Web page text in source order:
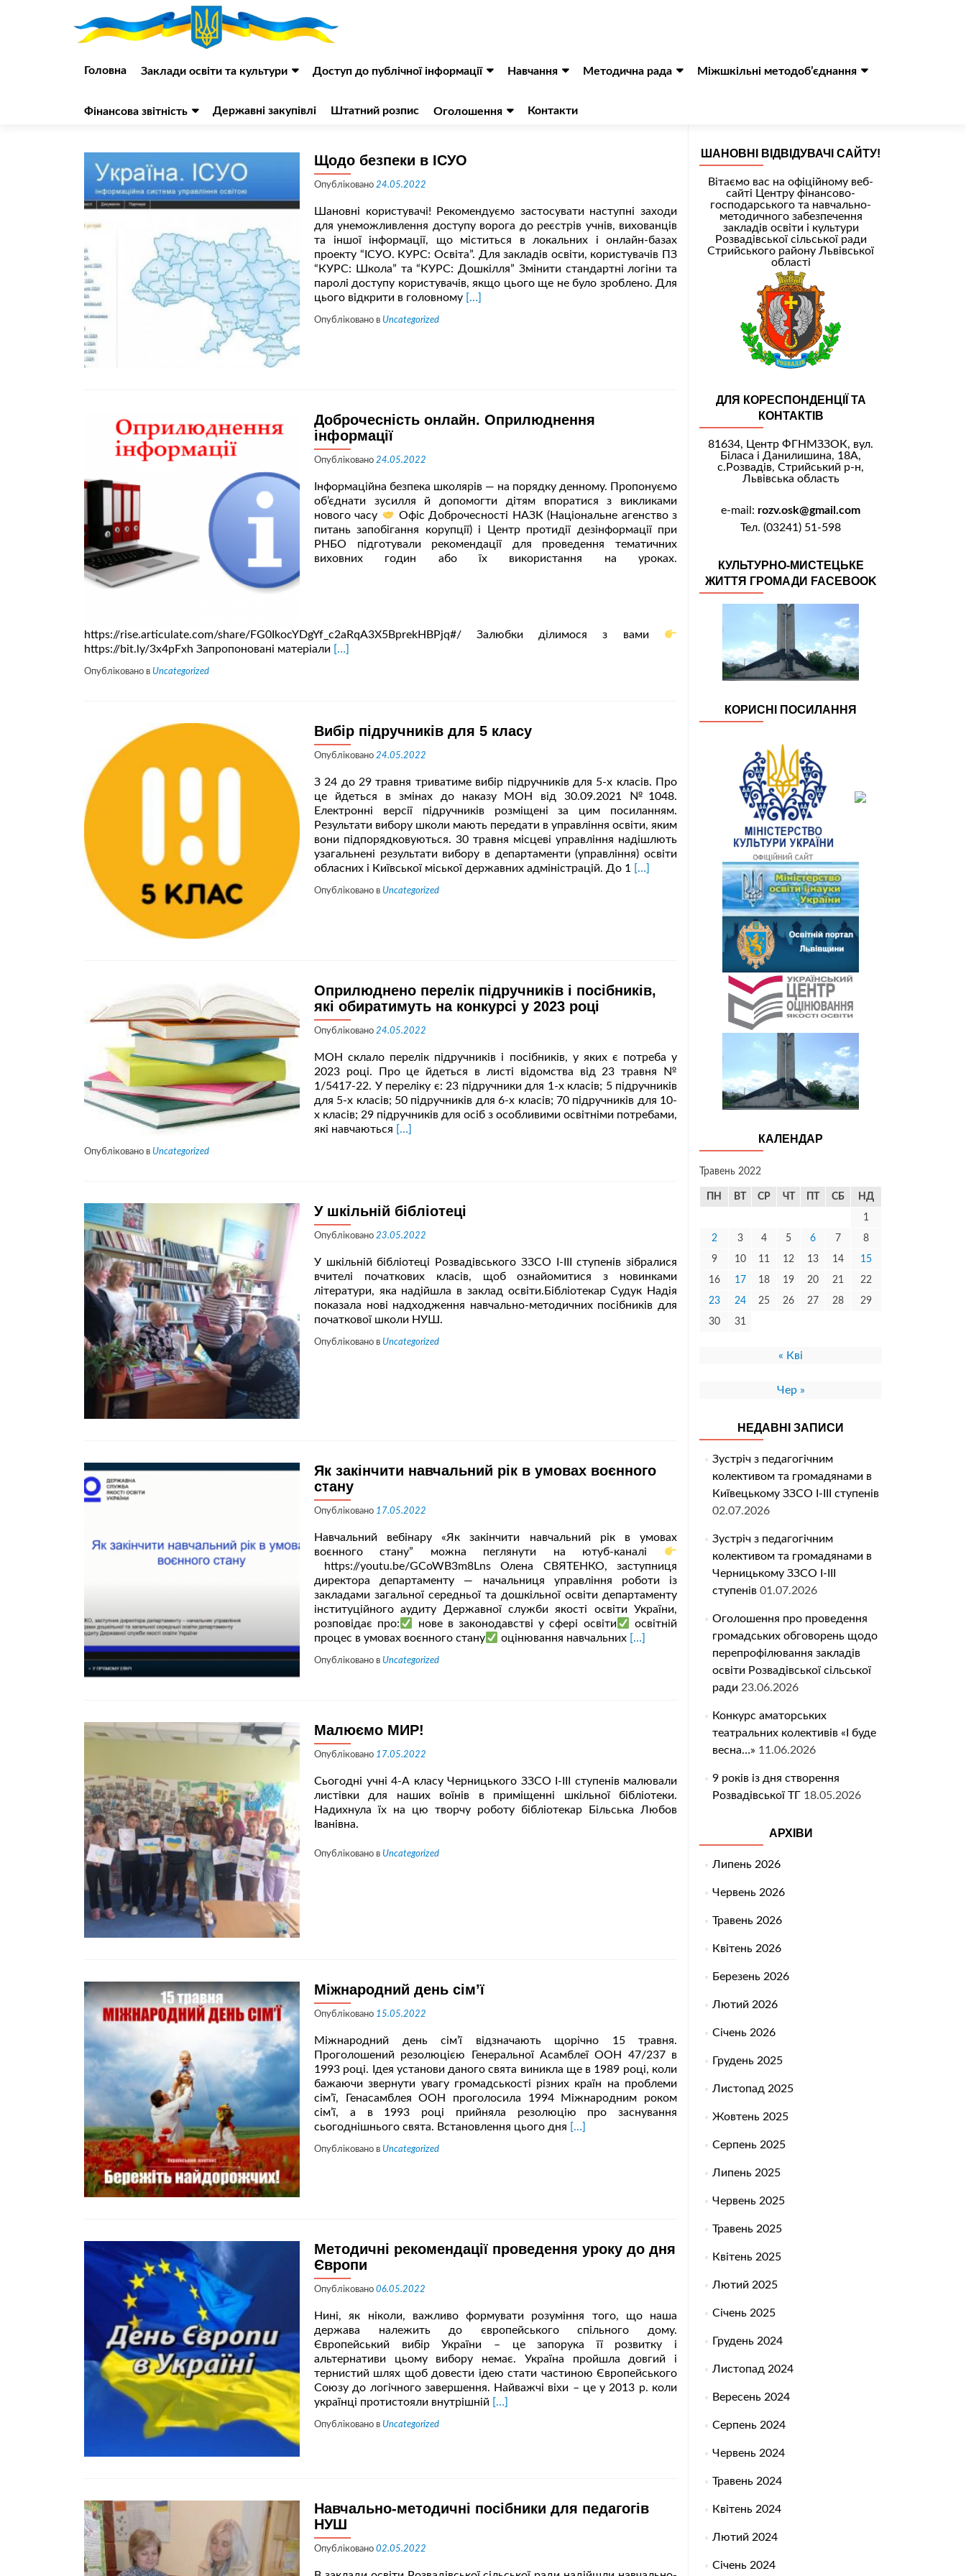
до
Головна Заклади освіти та культури Доступ до публічної інформації Навчання Методична рада Міжшкільні методоб’єднання
Фінансова звітність Державні закупівлі Штатний розпис Оголошення Контакти
Щодо безпеки в ІСУО
Опубліковано 24.05.2022
Шановні користувачі! Рекомендуємо застосувати наступні заходи
для унеможливлення доступу ворога до реєстрів учнів, вихованців
та іншої інформації, що міститься в локальних і онлайн-базах
проекту “ІСУО. КУРС: Освіта”. Для закладів освіти, користувачів ПЗ
“КУРС: Школа” та “КУРС: Дошкілля” Змінити стандартні логіни та
паролі доступу користувачів, якщо цього ще не було зроблено. Для
цього відкрити в головному Читати
[…]
Опубліковано в Uncategorized
Доброчесність онлайн. Оприлюднення
інформації
Опубліковано 24.05.2022
Інформаційна безпека школярів — на порядку денному. Пропонуємо
об’єднати зусилля й допомогти дітям впоратися з викликами
нового часу
Офіс Доброчесності НАЗК (Національне агенство з
питань запобігання корупції) і Центр протидії дезінформації при
РНБО підготували рекомендації для проведення тематичних
виховних годин або їх використання на уроках.
https://rise.articulate.com/share/FG0IkocYDgYf_c2aRqA3X5BprekHBPjq#/ Залюбки ділимося з вами
https://bit.ly/3x4pFxh Запропоновані матеріали Читати
[…]
Опубліковано в Uncategorized
Вибір підручників для 5 класу
Опубліковано 24.05.2022
З 24 до 29 травня триватиме вибір підручників для 5-х класів. Про
це йдеться в змінах до наказу МОН від 30.09.2021 №1048.
Електронні версії підручників розміщені за цим посиланням.
Результати вибору школи мають передати в управління освіти, яким
вони підпорядковуються. 30 травня місцеві управління надішлють
узагальнені результати вибору в департаменти (управління) освіти
обласних і Київської міської державних адміністрацій. До 1
Читати
[…]
Опубліковано в Uncategorized
Оприлюднено перелік підручників і посібників,
які обиратимуть на конкурсі у 2023 році
Опубліковано 24.05.2022
МОН склало перелік підручників і посібників, у яких є потреба у
2023 році. Про це йдеться в листі відомства від 23 травня №
1/5417-22. У переліку є: 23 підручники для 1-х класів; 5 підручників
для 5-х класів; 50 підручників для 6-х класів; 70 підручників для 10-
х класів; 29 підручників для осіб з особливими освітніми потребами,
які навчаються Читати
посібників,
які
на
конкурсі
2023
році
[…]
Опубліковано в Uncategorized
У шкільній бібліотеці
Опубліковано 23.05.2022
У шкільній бібліотеці Розвадівського ЗЗСО І-ІІІ ступенів зібралися
вчителі початкових класів, щоб ознайомитися з новинками
літератури, яка надійшла в заклад освіти.Бібліотекар Судук Надія
показала нові надходження навчально-методичних посібників для
початкової школи НУШ.
Опубліковано в Uncategorized
Як закінчити навчальний рік в умовах воєнного
стану
Опубліковано 17.05.2022
Навчальний вебінару «Як закінчити навчальний рік в умовах
воєнного стану” можна пеглянути на ютуб-каналі
https://youtu.be/GCoWB3m8Lns Олена СВЯТЕНКО, заступниця
директора департаменту — начальниця управління роботи із
закладами загальної середньої та дошкільної освіти департаменту
інституційного аудиту Державної служби якості освіти України,
розповідає про:
нове в законодавстві у сфері освіти
освітній
процес в умовах воєнного стану
оцінювання навчальних Читати
[…]
Опубліковано в Uncategorized
Малюємо МИР!
Опубліковано 17.05.2022
Сьогодні учні 4-А класу Черницького ЗЗСО І-ІІІ ступенів малювали
листівки для наших воїнів в приміщенні шкільної бібліотеки.
Надихнула їх на цю творчу роботу бібліотекар Більська Любов
Іванівна.
Опубліковано в Uncategorized
Міжнародний день сім’ї
Опубліковано 15.05.2022
Міжнародний день сім’ї відзначають щорічно 15 травня.
Проголошений резолюцією Генеральної Асамблеї ООН 47/237 в
1993 році. Ідея установи даного свята виникла ще в 1989 році, коли
бажаючи звернути увагу громадськості різних країн на проблеми
сім’ї, Генасамблея ООН проголосила 1994 Міжнародним роком
сім’ї, а в 1993 році прийняла резолюцію про заснування
сьогоднішнього свята. Встановлення цього дня Читати
[…]
Опубліковано в Uncategorized
Методичні рекомендації проведення уроку до дня
Європи
Опубліковано 06.05.2022
Нині, як ніколи, важливо формувати розуміння того, що наша
держава належить до європейського спільного дому.
Європейський вибір України – це запорука її розвитку і
альтернативи цьому вибору немає. Україна пройшла довгий і
тернистий шлях щоб довести ідею стати частиною Європейського
Союзу до логічного завершення. Найважчі віхи – це у 2013 р. коли
українці протистояли внутрішній Читати
дня
Європи
[…]
Опубліковано в Uncategorized
Навчально-методичні посібники для педагогів
НУШ
Опубліковано 02.05.2022
ШАНОВНІ ВІДВІДУВАЧІ САЙТУ!
Вітаємо вас на офіційному веб-
сайті Центру фінансово-
господарського та навчально-
методичного забезпечення
закладів освіти і культури
Розвадівської сільської ради
Стрийського району Львівської
області
ДЛЯ КОРЕСПОНДЕНЦІЇ ТА
КОНТАКТІВ
81634, Центр ФГНМЗЗОК, вул.
Біласа і Данилишина, 18А,
с.Розвадів, Стрийський р-н,
Львівська область
e-mail: rozv.osk@gmail.com
Тел. (03241) 51-598
КУЛЬТУРНО-МИСТЕЦЬКЕ
ЖИТТЯ ГРОМАДИ FACEBOOK
КОРИСНІ ПОСИЛАННЯ
КАЛЕНДАР
Травень 2022
ПН ВТ СР ЧТ ПТ СБ НД
1
2 3 4 5 6 7 8
9 10 11 12 13 14 15
16 17 18 19 20 21 22
23 24 25 26 27 28 29
30 31
« Кві
Чер »
НЕДАВНІ ЗАПИСИ
Зустріч з педагогічним
колективом та громадянами в
Київецькому ЗЗСО І-ІІІ ступенів
02.07.2026
Зустріч з педагогічним
колективом та громадянами в
Черницькому ЗЗСО І-ІІІ
ступенів 01.07.2026
Оголошення про проведення
громадських обговорень щодо
перепрофілювання закладів
освіти Розвадівської сільської
ради 23.06.2026
Конкурс аматорських
театральних колективів «І буде
весна…» 11.06.2026
9 років із дня створення
Розвадівської ТГ 18.05.2026
АРХІВИ
Липень 2026
Червень 2026
Травень 2026
Квітень 2026
Березень 2026
Лютий 2026
Січень 2026
Грудень 2025
Листопад 2025
Жовтень 2025
Серпень 2025
Липень 2025
Червень 2025
Травень 2025
Квітень 2025
Лютий 2025
Січень 2025
Грудень 2024
Листопад 2024
Вересень 2024
Серпень 2024
Червень 2024
Травень 2024
Квітень 2024
Лютий 2024
Січень 2024